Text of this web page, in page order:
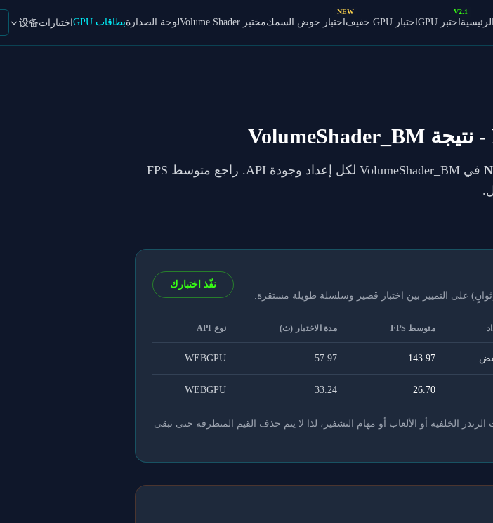
الرئيسية اختبر GPU
V2.1
اختبار GPU خفيف اختبار حوض السمك
NEW
مختبر Volume Shader لوحة الصدارةبطاقات GPU اختبارات设备
- نتيجة VolumeShader_BM
في VolumeShader_BM لكل إعداد وجودة API. راجع متوسط FPS
على التمييز بين اختبار قصير وسلسلة طويلة مستقرة.
نفّذ اختبارك
متوسط FPS مدة الاختبار (ث) نوع API
143.97
57.97
WEBGPU
26.70
33.24
WEBGPU
الخلفية أو الألعاب أو مهام التشفير، لذا لا يتم حذف القيم المتطرفة حتى تبقى